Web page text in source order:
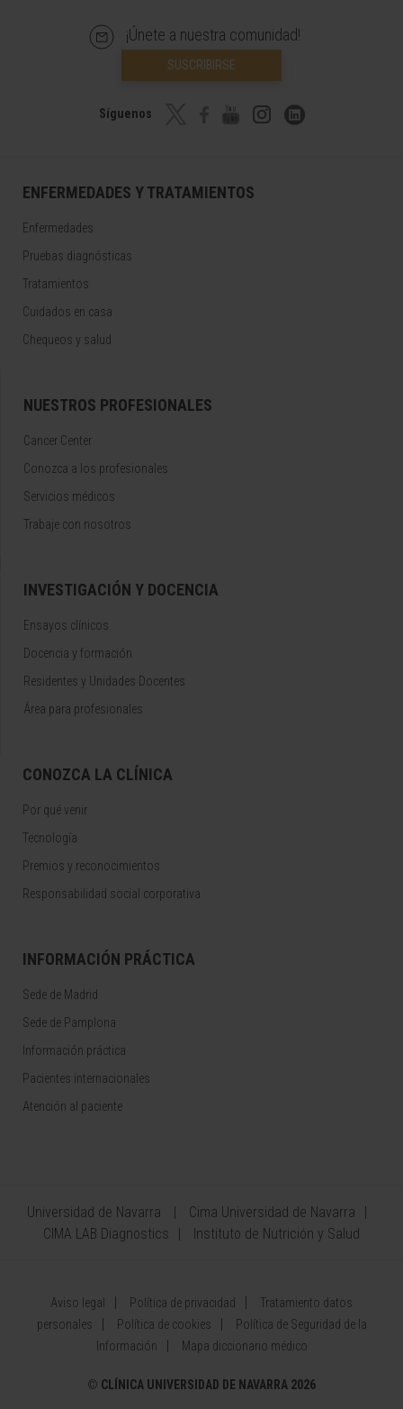
¡Únete a nuestra comunidad!
SUSCRIBIRSE
Síguenos
ENFERMEDADES Y TRATAMIENTOS
Enfermedades
Pruebas diagnósticas
Tratamientos
Cuidados en casa
Chequeos y salud
NUESTROS PROFESIONALES
Cancer Center
Conozca a los profesionales
Servicios médicos
Trabaje con nosotros
INVESTIGACIÓN Y DOCENCIA
Ensayos clínicos
Docencia y formación
Residentes y Unidades Docentes
Área para profesionales
CONOZCA LA CLÍNICA
Por qué venir
Tecnología
Premios y reconocimientos
Responsabilidad social corporativa
INFORMACIÓN PRÁCTICA
Sede de Madrid
Sede de Pamplona
Información práctica
Pacientes internacionales
Atención al paciente
Universidad de Navarra
Cima Universidad de Navarra
CIMA LAB Diagnostics
Instituto de Nutrición y Salud
Aviso legal Política de privacidad
Tratamiento datos
personales
Política de cookies
Política de Seguridad de la
Información
Mapa diccionario médico
© CLÍNICA UNIVERSIDAD DE NAVARRA 2026